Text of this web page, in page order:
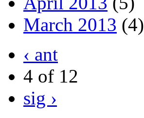
March 2013 (4)
‹ ant
4 of 12
sig ›